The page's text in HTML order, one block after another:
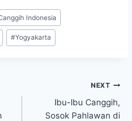
Indonesia
#Yogyakarta
NEXT
Ibu-Ibu Canggih,
Sosok Pahlawan di